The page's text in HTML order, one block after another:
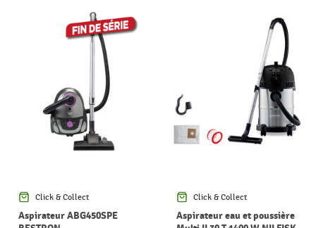
Click & Collect
Aspirateur ABG450SPE
Click & Collect
Aspirateur eau et poussière